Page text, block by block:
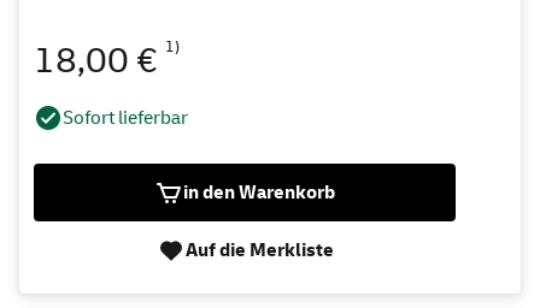
18,00 € 1)
Sofort lieferbar
in den Warenkorb
Auf die Merkliste